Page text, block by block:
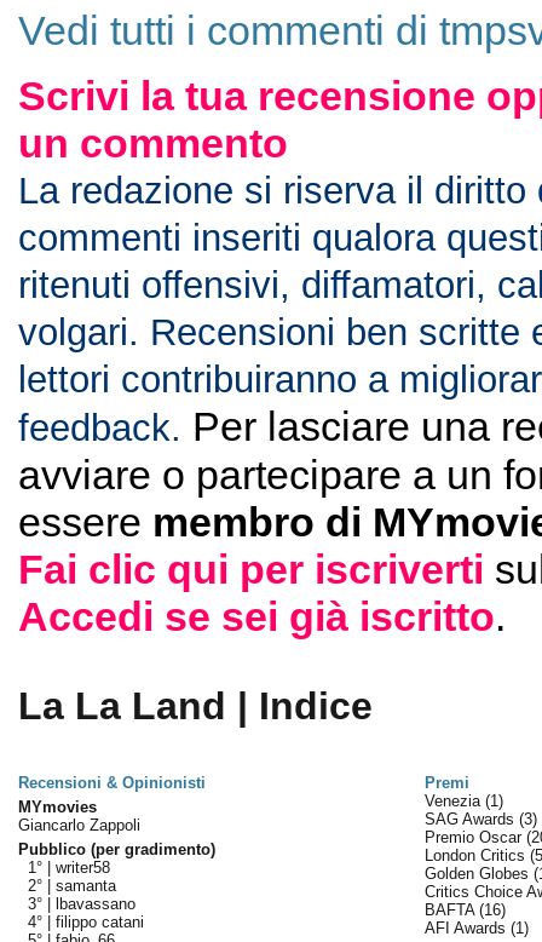
Vedi tutti i commenti di
Scrivi la tua recensione
un commento
La redazione si riserva il diritto
commenti inseriti qualora
ritenuti offensivi, diffamatori,
volgari. Recensioni ben scritte
lettori contribuiranno a
feedback. Per lasciare una
avviare o partecipare a un
essere membro di
Fai clic qui per iscriverti
Accedi se sei già iscritto.
La La Land | Indice
Recensioni & Opinionisti
Premi
MYmovies
Giancarlo Zappoli
Pubblico (per gradimento)
1° | writer58
2° | samanta
3° |
lbavassano
4° | filippo catani
Venezia (1)
SAG Awards (3)
Premio Oscar
London Critics
Golden Globes
Critics Choice
BAFTA (16)
AFI Awards (1)